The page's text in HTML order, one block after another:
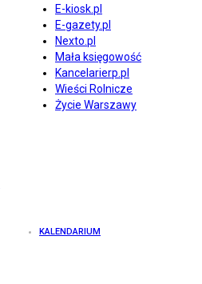
E-kiosk.pl
E-gazety.pl
Nexto.pl
Mała księgowość
Kancelarierp.pl
Wieści Rolnicze
Życie Warszawy
KALENDARIUM